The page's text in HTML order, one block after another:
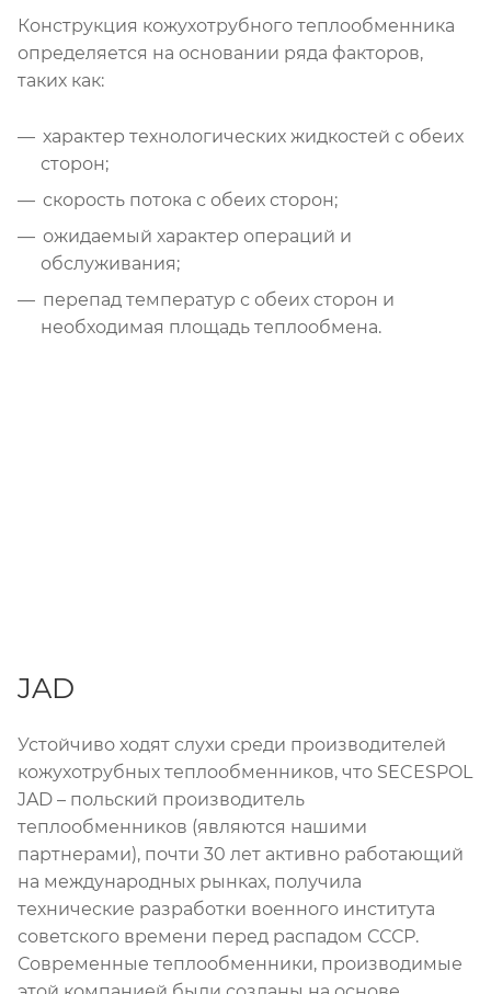
Конструкция кожухотрубного теплообменника
определяется на основании ряда факторов,
таких как:
характер технологических жидкостей с обеих
сторон;
скорость потока с обеих сторон;
ожидаемый характер операций и
обслуживания;
перепад температур с обеих сторон и
необходимая площадь теплообмена.
JAD
Устойчиво ходят слухи среди производителей
кожухотрубных теплообменников, что SECESPOL
JAD – польский производитель
теплообменников (являются нашими
партнерами), почти 30 лет активно работающий
на международных рынках, получила
технические разработки военного института
советского времени перед распадом СССР.
Современные теплообменники, производимые